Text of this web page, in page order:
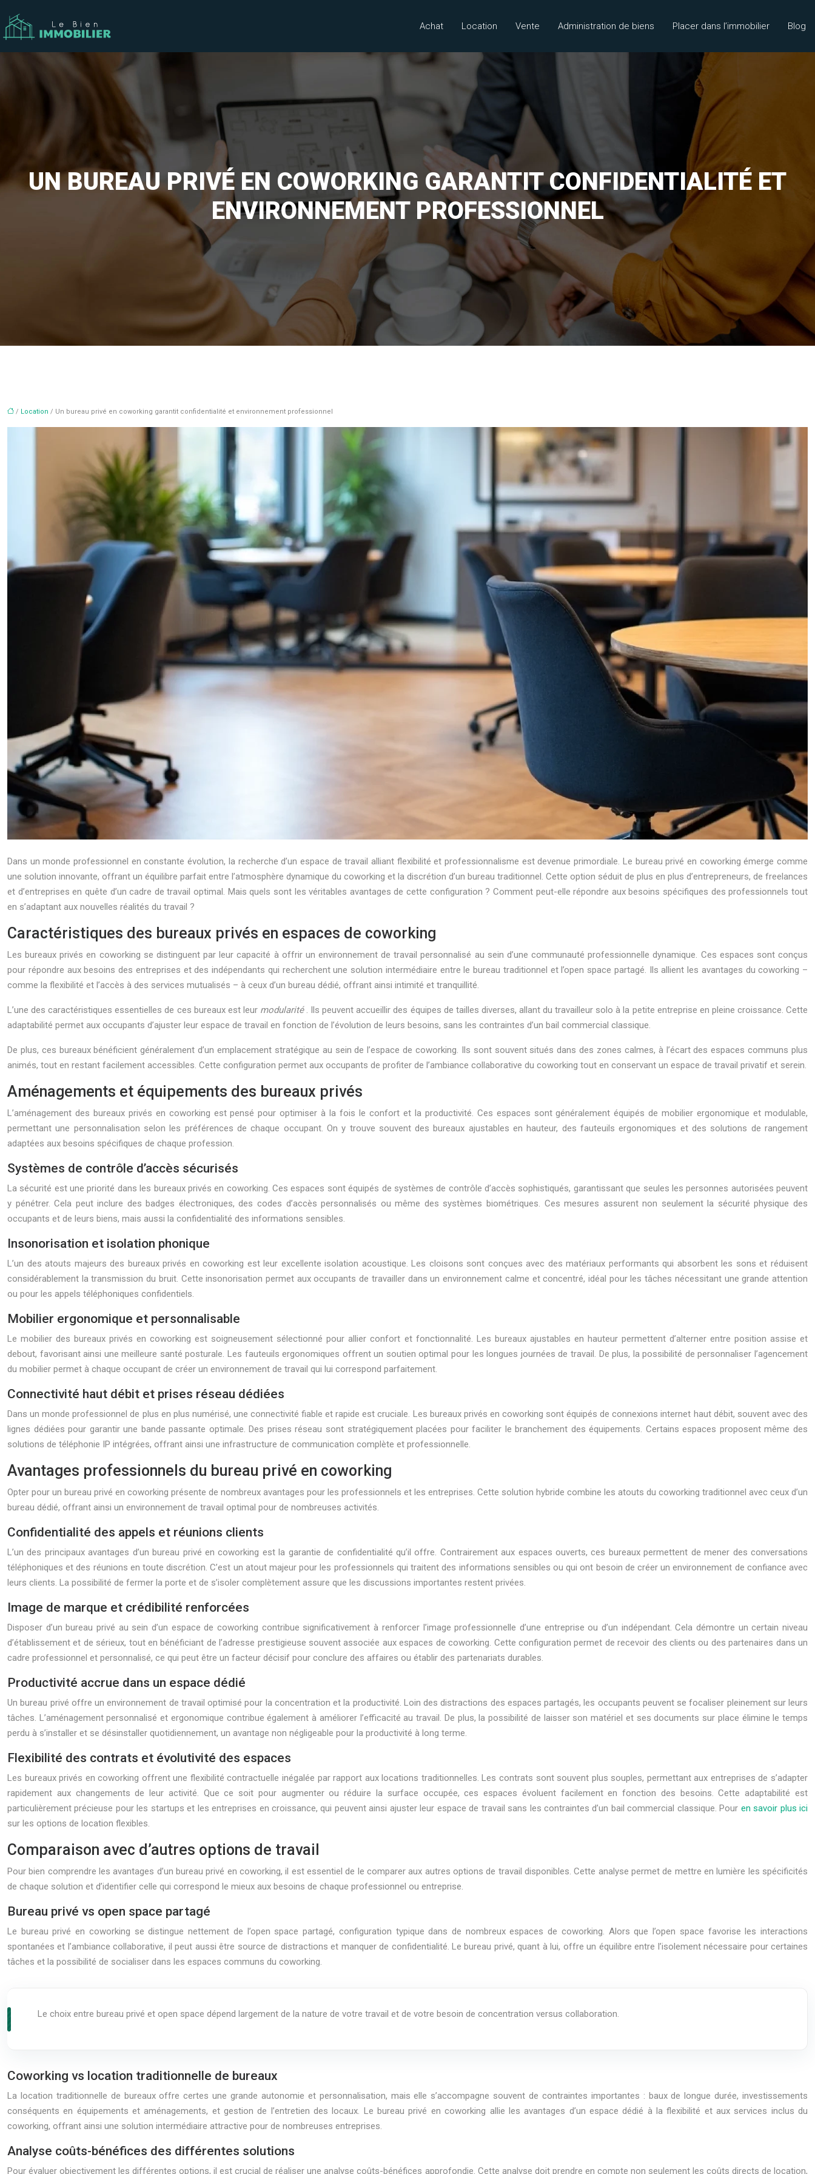
Achat Location Vente Administration de biens Placer dans l’immobilier Blog
UN BUREAU PRIVÉ EN COWORKING GARANTIT CONFIDENTIALITÉ ET
ENVIRONNEMENT PROFESSIONNEL
/ Location / Un bureau privé en coworking garantit confidentialité et environnement professionnel
Dans un monde professionnel en constante évolution, la recherche d’un espace de travail alliant flexibilité et professionnalisme est devenue primordiale. Le bureau privé en coworking émerge comme
une solution innovante, offrant un équilibre parfait entre l’atmosphère dynamique du coworking et la discrétion d’un bureau traditionnel. Cette option séduit de plus en plus d’entrepreneurs, de freelances
et d’entreprises en quête d’un cadre de travail optimal. Mais quels sont les véritables avantages de cette configuration ? Comment peut-elle répondre aux besoins spécifiques des professionnels tout
en s’adaptant aux nouvelles réalités du travail ?
Caractéristiques des bureaux privés en espaces de coworking
Les bureaux privés en coworking se distinguent par leur capacité à offrir un environnement de travail personnalisé au sein d’une communauté professionnelle dynamique. Ces espaces sont conçus
pour répondre aux besoins des entreprises et des indépendants qui recherchent une solution intermédiaire entre le bureau traditionnel et l’open space partagé. Ils allient les avantages du coworking –
comme la flexibilité et l’accès à des services mutualisés – à ceux d’un bureau dédié, offrant ainsi intimité et tranquillité.
L’une des caractéristiques essentielles de ces bureaux est leur modularité . Ils peuvent accueillir des équipes de tailles diverses, allant du travailleur solo à la petite entreprise en pleine croissance. Cette
adaptabilité permet aux occupants d’ajuster leur espace de travail en fonction de l’évolution de leurs besoins, sans les contraintes d’un bail commercial classique.
De plus, ces bureaux bénéficient généralement d’un emplacement stratégique au sein de l’espace de coworking. Ils sont souvent situés dans des zones calmes, à l’écart des espaces communs plus
animés, tout en restant facilement accessibles. Cette configuration permet aux occupants de profiter de l’ambiance collaborative du coworking tout en conservant un espace de travail privatif et serein.
Aménagements et équipements des bureaux privés
L’aménagement des bureaux privés en coworking est pensé pour optimiser à la fois le confort et la productivité. Ces espaces sont généralement équipés de mobilier ergonomique et modulable,
permettant une personnalisation selon les préférences de chaque occupant. On y trouve souvent des bureaux ajustables en hauteur, des fauteuils ergonomiques et des solutions de rangement
adaptées aux besoins spécifiques de chaque profession.
Systèmes de contrôle d’accès sécurisés
La sécurité est une priorité dans les bureaux privés en coworking. Ces espaces sont équipés de systèmes de contrôle d’accès sophistiqués, garantissant que seules les personnes autorisées peuvent
y pénétrer. Cela peut inclure des badges électroniques, des codes d’accès personnalisés ou même des systèmes biométriques. Ces mesures assurent non seulement la sécurité physique des
occupants et de leurs biens, mais aussi la confidentialité des informations sensibles.
Insonorisation et isolation phonique
L’un des atouts majeurs des bureaux privés en coworking est leur excellente isolation acoustique. Les cloisons sont conçues avec des matériaux performants qui absorbent les sons et réduisent
considérablement la transmission du bruit. Cette insonorisation permet aux occupants de travailler dans un environnement calme et concentré, idéal pour les tâches nécessitant une grande attention
ou pour les appels téléphoniques confidentiels.
Mobilier ergonomique et personnalisable
Le mobilier des bureaux privés en coworking est soigneusement sélectionné pour allier confort et fonctionnalité. Les bureaux ajustables en hauteur permettent d’alterner entre position assise et
debout, favorisant ainsi une meilleure santé posturale. Les fauteuils ergonomiques offrent un soutien optimal pour les longues journées de travail. De plus, la possibilité de personnaliser l’agencement
du mobilier permet à chaque occupant de créer un environnement de travail qui lui correspond parfaitement.
Connectivité haut débit et prises réseau dédiées
Dans un monde professionnel de plus en plus numérisé, une connectivité fiable et rapide est cruciale. Les bureaux privés en coworking sont équipés de connexions internet haut débit, souvent avec des
lignes dédiées pour garantir une bande passante optimale. Des prises réseau sont stratégiquement placées pour faciliter le branchement des équipements. Certains espaces proposent même des
solutions de téléphonie IP intégrées, offrant ainsi une infrastructure de communication complète et professionnelle.
Avantages professionnels du bureau privé en coworking
Opter pour un bureau privé en coworking présente de nombreux avantages pour les professionnels et les entreprises. Cette solution hybride combine les atouts du coworking traditionnel avec ceux d’un
bureau dédié, offrant ainsi un environnement de travail optimal pour de nombreuses activités.
Confidentialité des appels et réunions clients
L’un des principaux avantages d’un bureau privé en coworking est la garantie de confidentialité qu’il offre. Contrairement aux espaces ouverts, ces bureaux permettent de mener des conversations
téléphoniques et des réunions en toute discrétion. C’est un atout majeur pour les professionnels qui traitent des informations sensibles ou qui ont besoin de créer un environnement de confiance avec
leurs clients. La possibilité de fermer la porte et de s’isoler complètement assure que les discussions importantes restent privées.
Image de marque et crédibilité renforcées
Disposer d’un bureau privé au sein d’un espace de coworking contribue significativement à renforcer l’image professionnelle d’une entreprise ou d’un indépendant. Cela démontre un certain niveau
d’établissement et de sérieux, tout en bénéficiant de l’adresse prestigieuse souvent associée aux espaces de coworking. Cette configuration permet de recevoir des clients ou des partenaires dans un
cadre professionnel et personnalisé, ce qui peut être un facteur décisif pour conclure des affaires ou établir des partenariats durables.
Productivité accrue dans un espace dédié
Un bureau privé offre un environnement de travail optimisé pour la concentration et la productivité. Loin des distractions des espaces partagés, les occupants peuvent se focaliser pleinement sur leurs
tâches. L’aménagement personnalisé et ergonomique contribue également à améliorer l’efficacité au travail. De plus, la possibilité de laisser son matériel et ses documents sur place élimine le temps
perdu à s’installer et se désinstaller quotidiennement, un avantage non négligeable pour la productivité à long terme.
Flexibilité des contrats et évolutivité des espaces
Les bureaux privés en coworking offrent une flexibilité contractuelle inégalée par rapport aux locations traditionnelles. Les contrats sont souvent plus souples, permettant aux entreprises de s’adapter
rapidement aux changements de leur activité. Que ce soit pour augmenter ou réduire la surface occupée, ces espaces évoluent facilement en fonction des besoins. Cette adaptabilité est
particulièrement précieuse pour les startups et les entreprises en croissance, qui peuvent ainsi ajuster leur espace de travail sans les contraintes d’un bail commercial classique. Pour en savoir plus ici
sur les options de location flexibles.
Comparaison avec d’autres options de travail
Pour bien comprendre les avantages d’un bureau privé en coworking, il est essentiel de le comparer aux autres options de travail disponibles. Cette analyse permet de mettre en lumière les spécificités
de chaque solution et d’identifier celle qui correspond le mieux aux besoins de chaque professionnel ou entreprise.
Bureau privé vs open space partagé
Le bureau privé en coworking se distingue nettement de l’open space partagé, configuration typique dans de nombreux espaces de coworking. Alors que l’open space favorise les interactions
spontanées et l’ambiance collaborative, il peut aussi être source de distractions et manquer de confidentialité. Le bureau privé, quant à lui, offre un équilibre entre l’isolement nécessaire pour certaines
tâches et la possibilité de socialiser dans les espaces communs du coworking.
Le choix entre bureau privé et open space dépend largement de la nature de votre travail et de votre besoin de concentration versus collaboration.
Coworking vs location traditionnelle de bureaux
La location traditionnelle de bureaux offre certes une grande autonomie et personnalisation, mais elle s’accompagne souvent de contraintes importantes : baux de longue durée, investissements
conséquents en équipements et aménagements, et gestion de l’entretien des locaux. Le bureau privé en coworking allie les avantages d’un espace dédié à la flexibilité et aux services inclus du
coworking, offrant ainsi une solution intermédiaire attractive pour de nombreuses entreprises.
Analyse coûts-bénéfices des différentes solutions
Pour évaluer objectivement les différentes options, il est crucial de réaliser une analyse coûts-bénéfices approfondie. Cette analyse doit prendre en compte non seulement les coûts directs de location,